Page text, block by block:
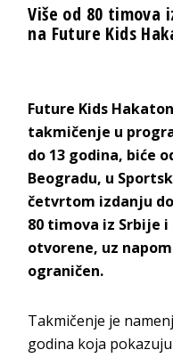
Više od 80 timova
na Future Kids
Future Kids
takmičenje u
do 13 godina, biće
Beogradu, u
četvrtom izdanju
80 timova iz Srbije
otvorene, uz
ograničen.
Takmičenje je
godina koja